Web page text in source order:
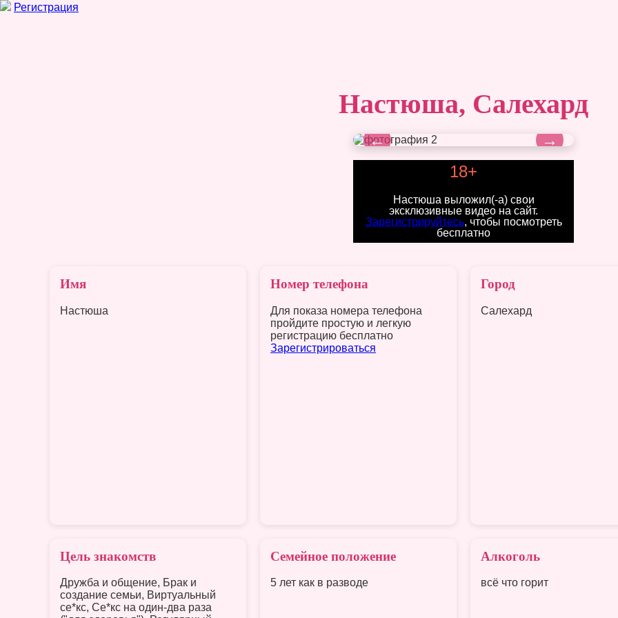
Регистрация
Настюша, Салехард
←
→
18+
Настюша выложил(-а) свои
эксклюзивные видео на сайт.
Зарегистрируйтесь, чтобы посмотреть
бесплатно
Имя
Настюша
Номер телефона
Для показа номера телефона
пройдите простую и легкую
регистрацию бесплатно
Зарегистрироваться
Город
Салехард
Цель знакомств
Дружба и общение, Брак и
создание семьи, Виртуальный
се*кс, Се*кс на один-два раза
Семейное положение
5 лет как в разводе
Алкоголь
всё что горит